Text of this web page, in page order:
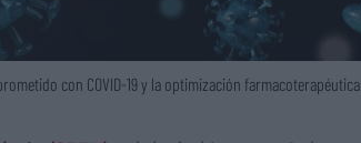
con COVID-19 y la optimización farmacoterapéutica